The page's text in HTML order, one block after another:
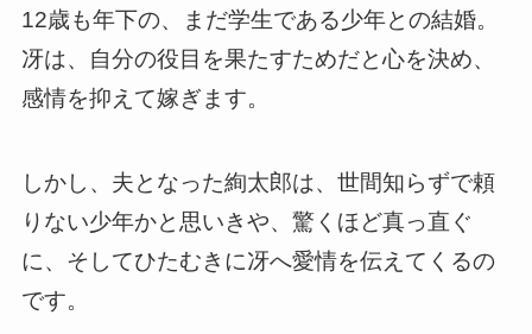
12歳も年下の、まだ学生である少年との結婚。
冴は、自分の役目を果たすためだと心を決め、
感情を抑えて嫁ぎます。
しかし、夫となった絢太郎は、世間知らずで頼
りない少年かと思いきや、驚くほど真っ直ぐ
に、そしてひたむきに冴へ愛情を伝えてくるの
です。